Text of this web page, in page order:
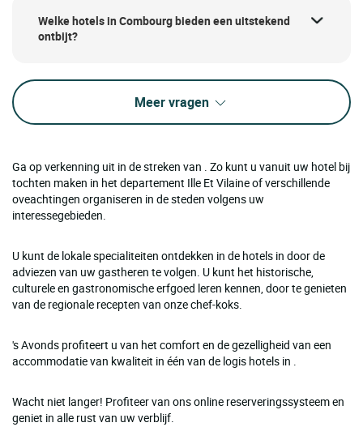
Welke hotels in Combourg bieden een uitstekend
ontbijt?
Meer vragen
Ga op verkenning uit in de streken van . Zo kunt u vanuit uw hotel bij
tochten maken in het departement Ille Et Vilaine of verschillende
oveachtingen organiseren in de steden volgens uw
interessegebieden.
U kunt de lokale specialiteiten ontdekken in de hotels in door de
adviezen van uw gastheren te volgen. U kunt het historische,
culturele en gastronomische erfgoed leren kennen, door te genieten
van de regionale recepten van onze chef-koks.
's Avonds profiteert u van het comfort en de gezelligheid van een
accommodatie van kwaliteit in één van de logis hotels in .
Wacht niet langer! Profiteer van ons online reserveringssysteem en
geniet in alle rust van uw verblijf.